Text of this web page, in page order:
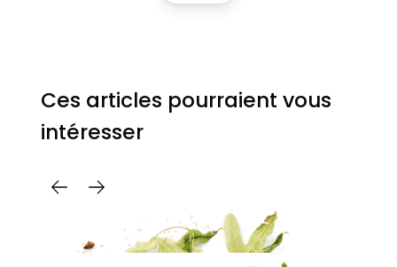
Ces articles pourraient vous
intéresser